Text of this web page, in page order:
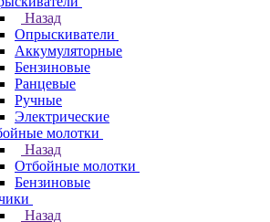
Назад
Опрыскиватели
Аккумуляторные
Бензиновые
Ранцевые
Ручные
Электрические
молотки
Назад
Отбойные молотки
Бензиновые
Назад